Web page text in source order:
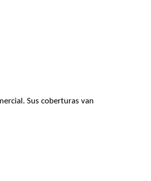
Sus coberturas van